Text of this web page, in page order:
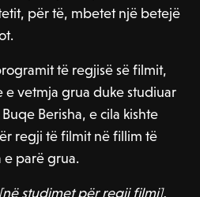
për të, mbetet një betejë
të regjisë së filmit,
e vetmja grua duke studiuar
Berisha, e cila kishte
regji të filmit në fillim të
e parë grua.
studimet për regji filmi],